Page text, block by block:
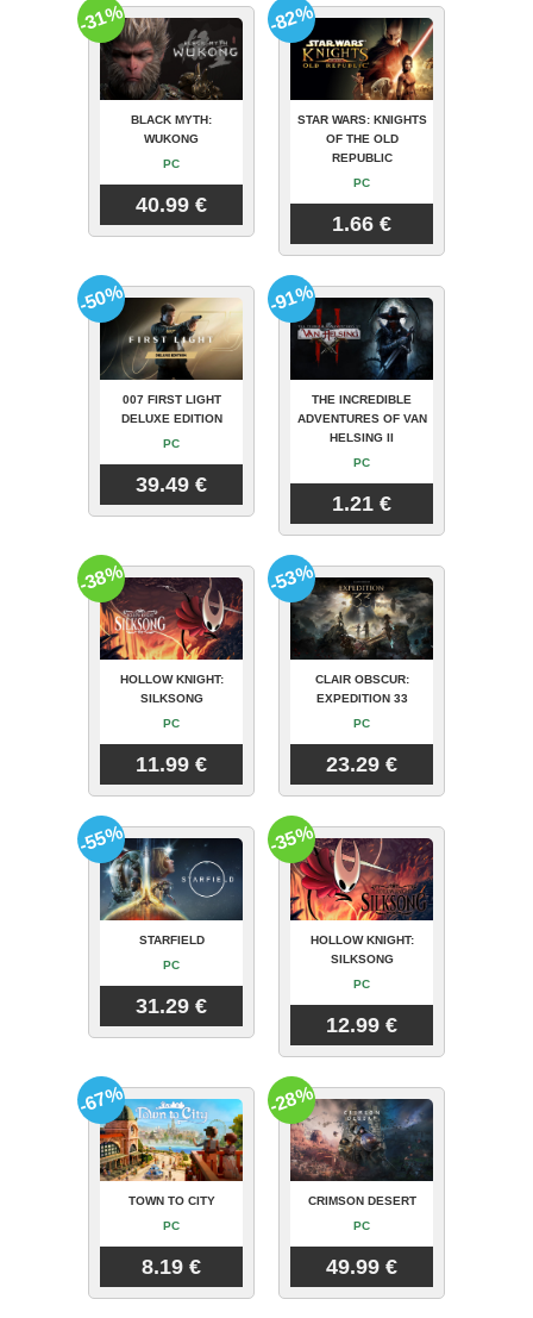
BLACK MYTH:
WUKONG
PC
40.99 €
-31%
STAR WARS: KNIGHTS
OF THE OLD
REPUBLIC
PC
1.66 €
-82%
007 FIRST LIGHT
DELUXE EDITION
PC
39.49 €
-50%
THE INCREDIBLE
ADVENTURES OF VAN
HELSING II
PC
1.21 €
-91%
HOLLOW KNIGHT:
SILKSONG
PC
11.99 €
-38%
CLAIR OBSCUR:
EXPEDITION 33
PC
23.29 €
-53%
STARFIELD
PC
31.29 €
-55%
HOLLOW KNIGHT:
SILKSONG
PC
12.99 €
-35%
TOWN TO CITY
PC
8.19 €
-67%
CRIMSON DESERT
PC
49.99 €
-28%